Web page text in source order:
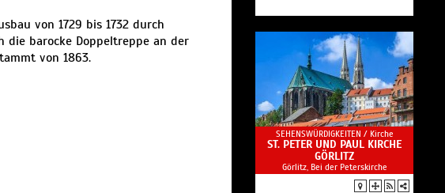
von 1729 bis 1732 durch
die barocke Doppeltreppe an der
von 1863.
SEHENSWÜRDIGKEITEN / Kirche
ST. PETER UND PAUL KIRCHE
GÖRLITZ
Görlitz, Bei der Peterskirche